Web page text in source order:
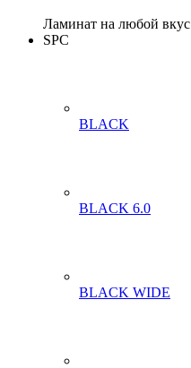
Ламинат на любой вкус
SPC
BLACK
BLACK 6.0
BLACK WIDE